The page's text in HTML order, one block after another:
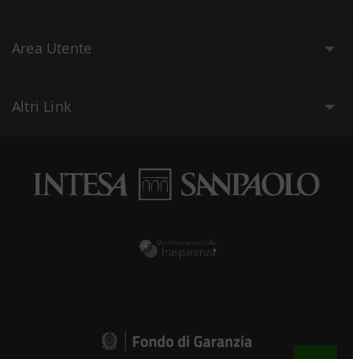
Area Utente
Altri Link